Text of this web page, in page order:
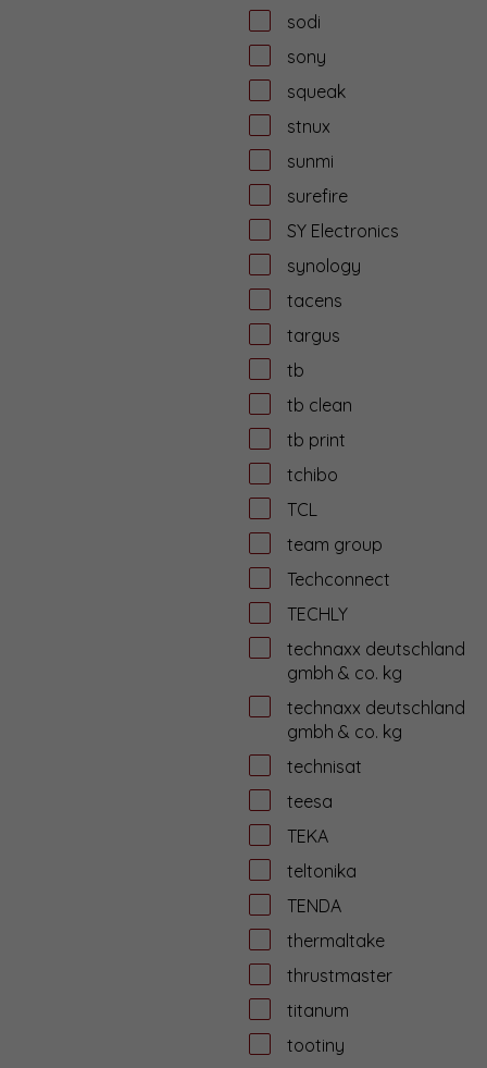
sodi
sony
squeak
stnux
sunmi
surefire
SY Electronics
synology
tacens
targus
tb
tb clean
tb print
tchibo
TCL
team group
Techconnect
TECHLY
technaxx deutschland
gmbh & co. kg
technaxx deutschland
gmbh & co. kg
technisat
teesa
TEKA
teltonika
TENDA
thermaltake
thrustmaster
titanum
tootiny